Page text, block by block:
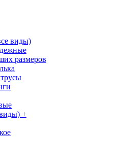
виды)
размеров
+